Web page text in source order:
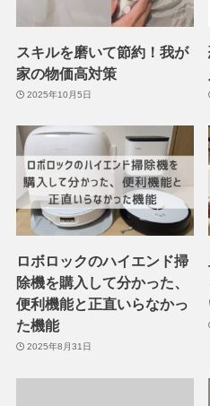
スキルを磨いて節約！我が
家の物価高対策
2025年10月5日
ロボロックのハイエンド掃
除機を購入して分かった、
便利機能と正直いらなかっ
た機能
2025年8月31日